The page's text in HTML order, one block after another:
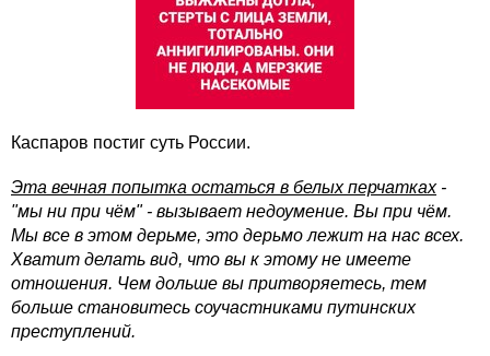
Каспаров постиг суть России.
Эта вечная попытка остаться в белых перчатках-
"мы ни при чём" - вызывает недоумение. Вы при чём.
Мы все в этом дерьме, это дерьмо лежит на нас всех.
Хватит делать вид, что вы к этому не имеете
отношения. Чем дольше вы притворяетесь, тем
больше становитесь соучастниками путинских
преступлений.